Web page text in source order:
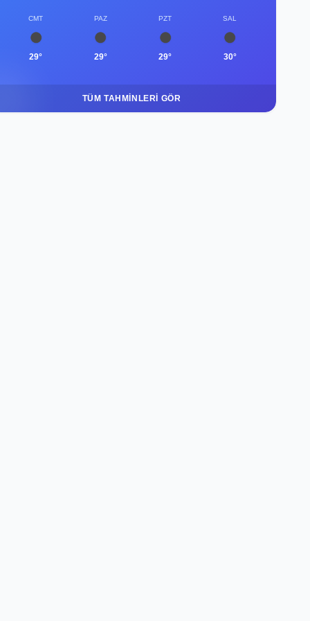
CMT
29°
PAZ
29°
PZT
29°
SAL
30°
TÜM TAHMINLERI GÖR